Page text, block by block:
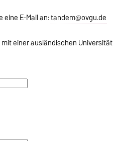
E-Mail an:tandem@ovgu.de
einer ausländischen Universität